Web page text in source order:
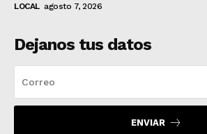
LOCAL agosto 7, 2026
Dejanos tus datos
ENVIAR